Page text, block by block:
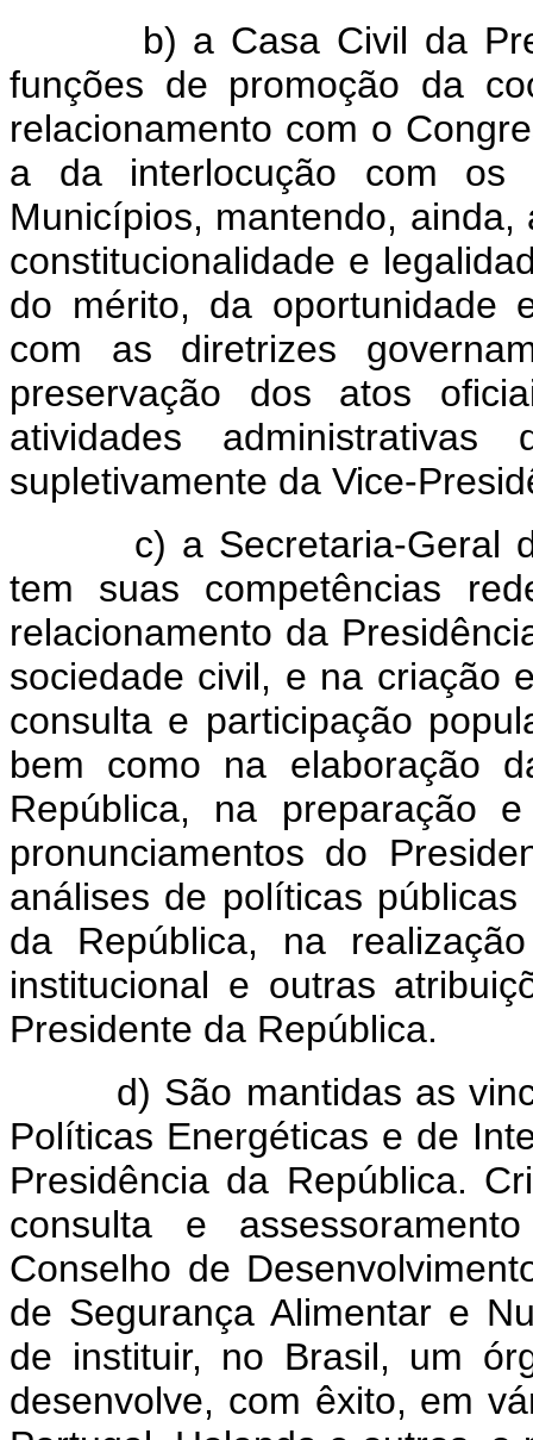
b) a Casa Civil da
funções de promoção da
relacionamento com o
a da interlocução com
Municípios, mantendo,
constitucionalidade e
do mérito, da oportunidade
com as diretrizes
preservação dos atos
atividades
supletivamente da Vice-
c) a Secretaria-Geral da
tem suas competências
relacionamento da
sociedade civil, e na criação
consulta e participação
bem como na elaboração
República, na preparação
pronunciamentos do
análises de políticas
da República, na
institucional e outras
Presidente da República.
d) São mantidas as
Políticas Energéticas e de
Presidência da República.
consulta e
Conselho de
de Segurança Alimentar e
de instituir, no Brasil, um
desenvolve, com êxito, em